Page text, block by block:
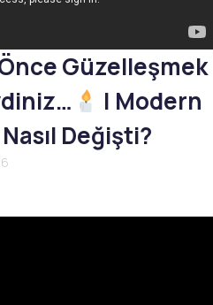
Önce Güzelleşmek
| Modern
Değişti?